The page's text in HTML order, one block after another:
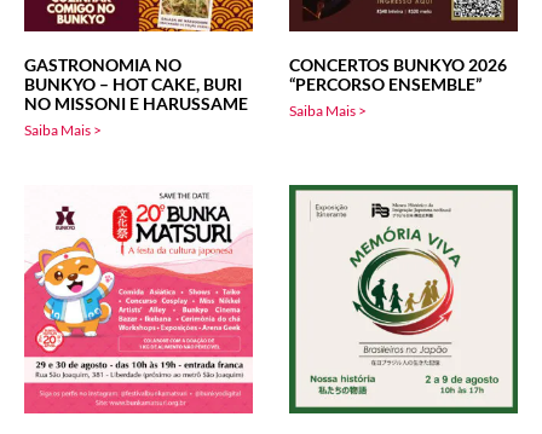
GASTRONOMIA NO
BUNKYO – HOT CAKE, BURI
NO MISSONI E HARUSSAME
Saiba Mais >
CONCERTOS BUNKYO 2026
“PERCORSO ENSEMBLE”
Saiba Mais >